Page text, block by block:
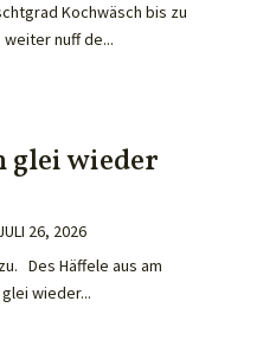
Kochwäsch bis zu
weiter nuff de...
glei wieder
26, 2026
Des Häffele aus am
wieder...